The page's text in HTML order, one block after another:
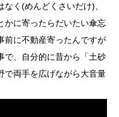
く(めんどくさいだけ)、
かに寄ったらだいたい傘忘
前に不動産寄ったんですが
で、自分的に昔から「土砂
で両手を広げながら大音量